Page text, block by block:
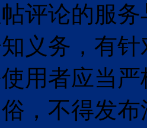
评论的服
义务，有
用者应当
，不得发